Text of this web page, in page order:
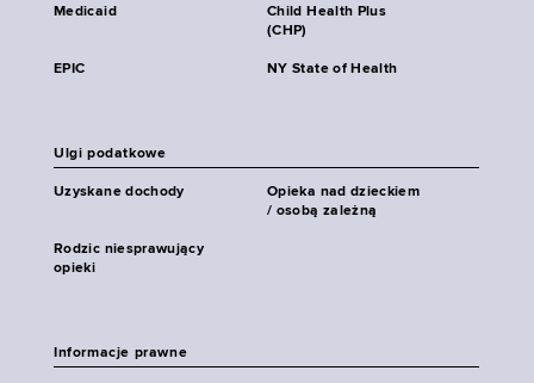
Medicaid
Child Health Plus
(CHP)
EPIC NY State of Health
Ulgi podatkowe
Uzyskane dochody
Opieka nad dzieckiem
/ osobą zależną
Rodzic niesprawujący
opieki
Informacje prawne